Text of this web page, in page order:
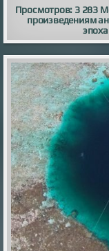
Просмотров: 3 283
произведениям